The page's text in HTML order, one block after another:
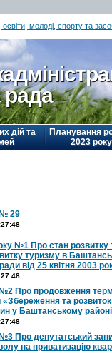
молоді, спорту та
дій та
Планування
2023 року
№ 29
№1 Про стан розвитку
туризму в
від 25 квітня 2003
Про продовження
та розвиток
у Баштанському
Про депутатський
на приватизацію